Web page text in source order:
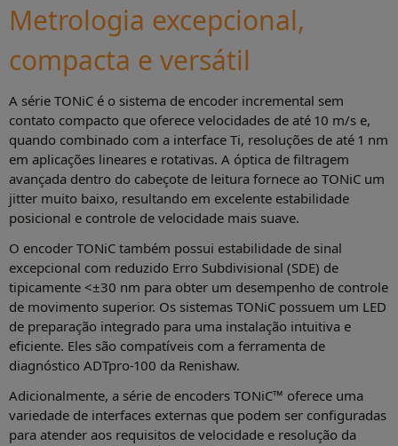
Metrologia excepcional,
compacta e versátil
A série TONiC é o sistema de encoder incremental sem
contato compacto que oferece velocidades de até 10 m/s e,
quando combinado com a interface Ti, resoluções de até 1 nm
em aplicações lineares e rotativas. A óptica de filtragem
avançada dentro do cabeçote de leitura fornece ao TONiC um
jitter muito baixo, resultando em excelente estabilidade
posicional e controle de velocidade mais suave.
O encoder TONiC também possui estabilidade de sinal
excepcional com reduzido Erro Subdivisional (SDE) de
tipicamente <±30 nm para obter um desempenho de controle
de movimento superior. Os sistemas TONiC possuem um LED
de preparação integrado para uma instalação intuitiva e
eficiente. Eles são compatíveis com a ferramenta de
diagnóstico ADTpro-100 da Renishaw.
Adicionalmente, a série de encoders TONiC™ oferece uma
variedade de interfaces externas que podem ser configuradas
para atender aos requisitos de velocidade e resolução da